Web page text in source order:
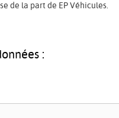
de la part de EP Véhicules.
: